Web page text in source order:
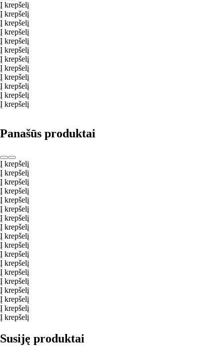
Į krepšelį
Į krepšelį
Į krepšelį
Į krepšelį
Į krepšelį
Į krepšelį
Į krepšelį
Į krepšelį
Į krepšelį
Į krepšelį
Į krepšelį
Į krepšelį
Panašūs produktai
Į krepšelį
Į krepšelį
Į krepšelį
Į krepšelį
Į krepšelį
Į krepšelį
Į krepšelį
Į krepšelį
Į krepšelį
Į krepšelį
Į krepšelį
Į krepšelį
Į krepšelį
Į krepšelį
Į krepšelį
Į krepšelį
Į krepšelį
Į krepšelį
Susiję produktai